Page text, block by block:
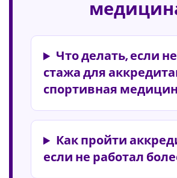
Что делать, если
стажа для
спортивная
Как пройти
если не работал